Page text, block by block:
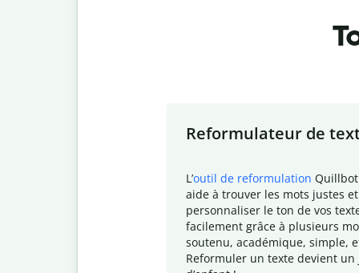
Reformulateur de
L ’outil de reformulation
aide à trouver les mots justes
personnaliser le ton de vos
facilement grâce à plusieurs
soutenu, académique, simple,
Reformuler un texte devient un